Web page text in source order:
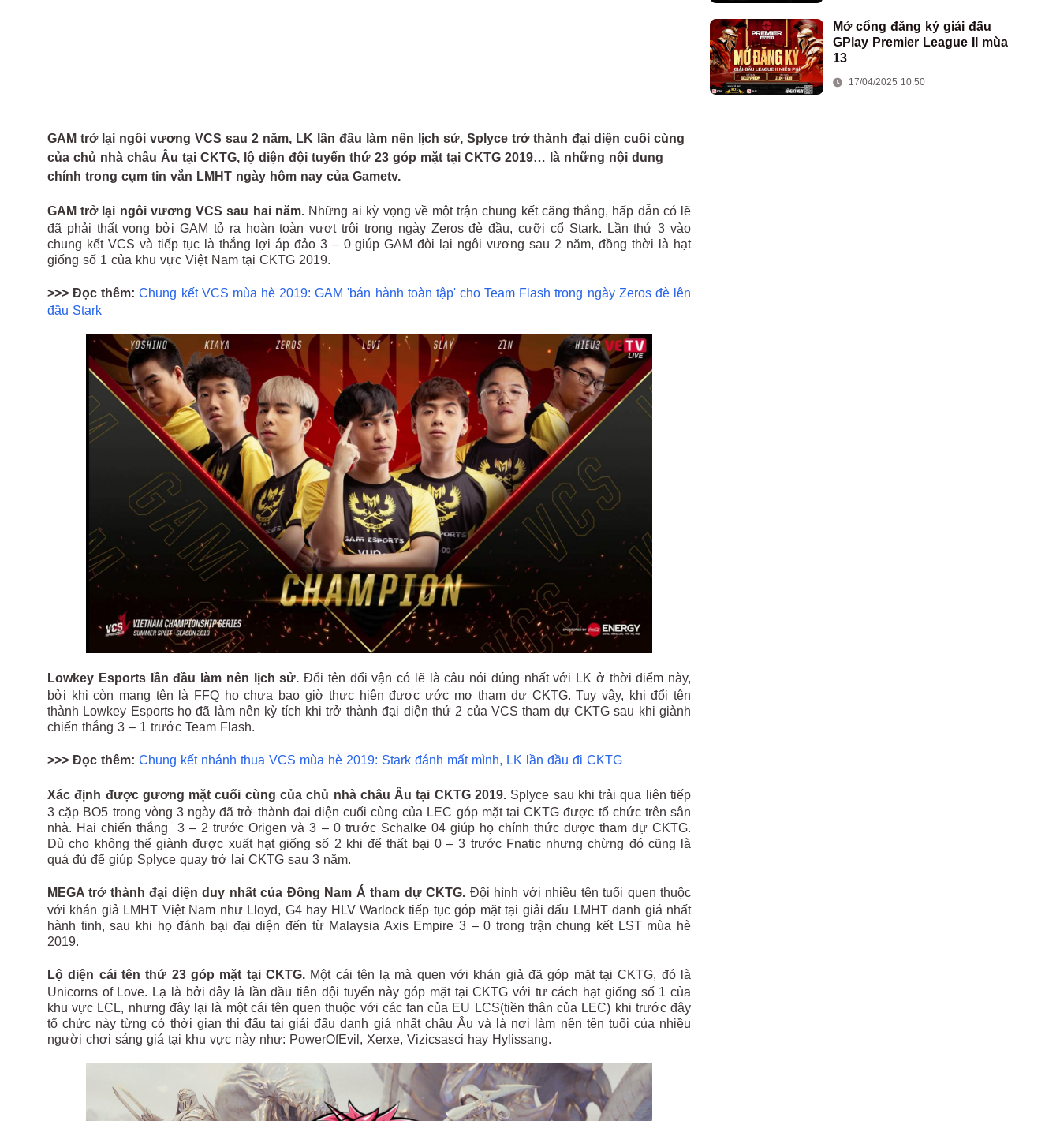
GAM trở lại ngôi vương VCS sau 2 năm, LK lần đầu làm nên lịch sử, Splyce trở thành đại diện cuối cùng
của chủ nhà châu Âu tại CKTG, lộ diện đội tuyển thứ 23 góp mặt tại CKTG 2019… là những nội dung
chính trong cụm tin vắn LMHT ngày hôm nay của Gametv.
GAM trở lại ngôi vương VCS sau hai năm. Những ai kỳ vọng về một trận chung kết căng thẳng, hấp dẫn có lẽ
đã phải thất vọng bởi GAM tỏ ra hoàn toàn vượt trội trong ngày Zeros đè đầu, cưỡi cổ Stark. Lần thứ 3 vào
chung kết VCS và tiếp tục là thắng lợi áp đảo 3 – 0 giúp GAM đòi lại ngôi vương sau 2 năm, đồng thời là hạt
giống số 1 của khu vực Việt Nam tại CKTG 2019.
>>> Đọc thêm:Chung kết VCS mùa hè 2019: GAM 'bán hành toàn tập' cho Team Flash trong ngày Zeros đè lên
đầu Stark
Lowkey Esports lần đầu làm nên lịch sử. Đổi tên đổi vận có lẽ là câu nói đúng nhất với LK ở thời điểm này,
bởi khi còn mang tên là FFQ họ chưa bao giờ thực hiện được ước mơ tham dự CKTG. Tuy vậy, khi đổi tên
thành Lowkey Esports họ đã làm nên kỳ tích khi trở thành đại diện thứ 2 của VCS tham dự CKTG sau khi giành
chiến thắng 3 – 1 trước Team Flash.
>>> Đọc thêm: Chung kết nhánh thua VCS mùa hè 2019: Stark đánh mất mình, LK lần đầu đi CKTG​​​​​​​
Xác định được gương mặt cuối cùng của chủ nhà châu Âu tại CKTG 2019. Splyce sau khi trải qua liên tiếp
3 cặp BO5 trong vòng 3 ngày đã trở thành đại diện cuối cùng của LEC góp mặt tại CKTG được tổ chức trên sân
nhà. Hai chiến thắng 3 – 2 trước Origen và 3 – 0 trước Schalke 04 giúp họ chính thức được tham dự CKTG.
Dù cho không thể giành được xuất hạt giống số 2 khi để thất bại 0 – 3 trước Fnatic nhưng chừng đó cũng là
quá đủ để giúp Splyce quay trở lại CKTG sau 3 năm.
MEGA trở thành đại diện duy nhất của Đông Nam Á tham dự CKTG. Đội hình với nhiều tên tuổi quen thuộc
với khán giả LMHT Việt Nam như Lloyd, G4 hay HLV Warlock tiếp tục góp mặt tại giải đấu LMHT danh giá nhất
hành tinh, sau khi họ đánh bại đại diện đến từ Malaysia Axis Empire 3 – 0 trong trận chung kết LST mùa hè
2019.
Lộ diện cái tên thứ 23 góp mặt tại CKTG.Một cái tên lạ mà quen với khán giả đã góp mặt tại CKTG, đó là
Unicorns of Love. Lạ là bởi đây là lần đầu tiên đội tuyển này góp mặt tại CKTG với tư cách hạt giống số 1 của
khu vực LCL, nhưng đây lại là một cái tên quen thuộc với các fan của EU LCS(tiền thân của LEC) khi trước đây
tổ chức này từng có thời gian thi đấu tại giải đấu danh giá nhất châu Âu và là nơi làm nên tên tuổi của nhiều
người chơi sáng giá tại khu vực này như: PowerOfEvil, Xerxe, Vizicsasci hay Hylissang.
Mở cổng đăng ký giải đấu
GPlay Premier League II mùa
13
17/04/2025 10:50